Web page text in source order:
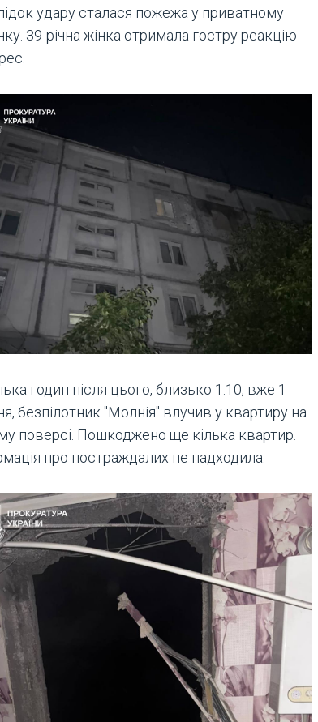
удару сталася пожежа у приватному
39-річна жінка отримала гостру реакцію
годин після цього, близько 1:10, вже 1
безпілотник "Молнія" влучив у квартиру на
поверсі. Пошкоджено ще кілька квартир.
про постраждалих не надходила.